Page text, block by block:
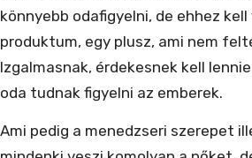
könnyebb odafigyelni, de ehhez
produktum, egy plusz, ami nem
Izgalmasnak, érdekesnek kell
oda tudnak figyelni az emberek.
Ami pedig a menedzseri szerepet